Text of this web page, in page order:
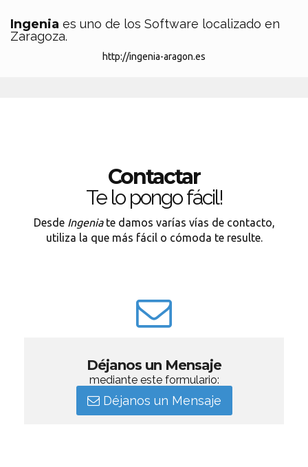
Ingenia es uno de los Software localizado en
Zaragoza.
http://ingenia-aragon.es
Contactar
Te lo pongo fácil!
Desde Ingeniate damos varías vías de contacto,
utiliza la que más fácil o cómoda te resulte.
Déjanos un Mensaje
mediante este formulario:
Déjanos un Mensaje